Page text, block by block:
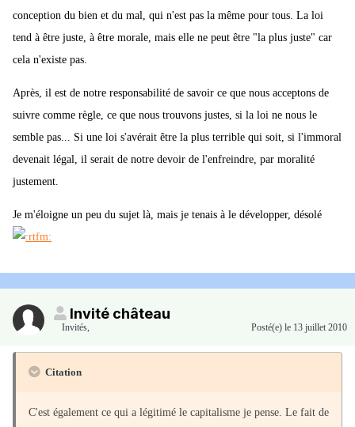
conception du bien et du mal, qui n'est pas la même pour tous. La loi
tend à être juste, à être morale, mais elle ne peut être "la plus juste" car
cela n'existe pas.
Après, il est de notre responsabilité de savoir ce que nous acceptons de
suivre comme règle, ce que nous trouvons justes, si la loi ne nous le
semble pas... Si une loi s'avérait être la plus terrible qui soit, si l'immoral
devenait légal, il serait de notre devoir de l'enfreindre, par moralité
justement.
Je m'éloigne un peu du sujet là, mais je tenais à le développer, désolé
Invité château
Invités Posté(e) le 13 juillet 2010
Citation
C'est également ce qui a légitimé le capitalisme je pense. Le fait de